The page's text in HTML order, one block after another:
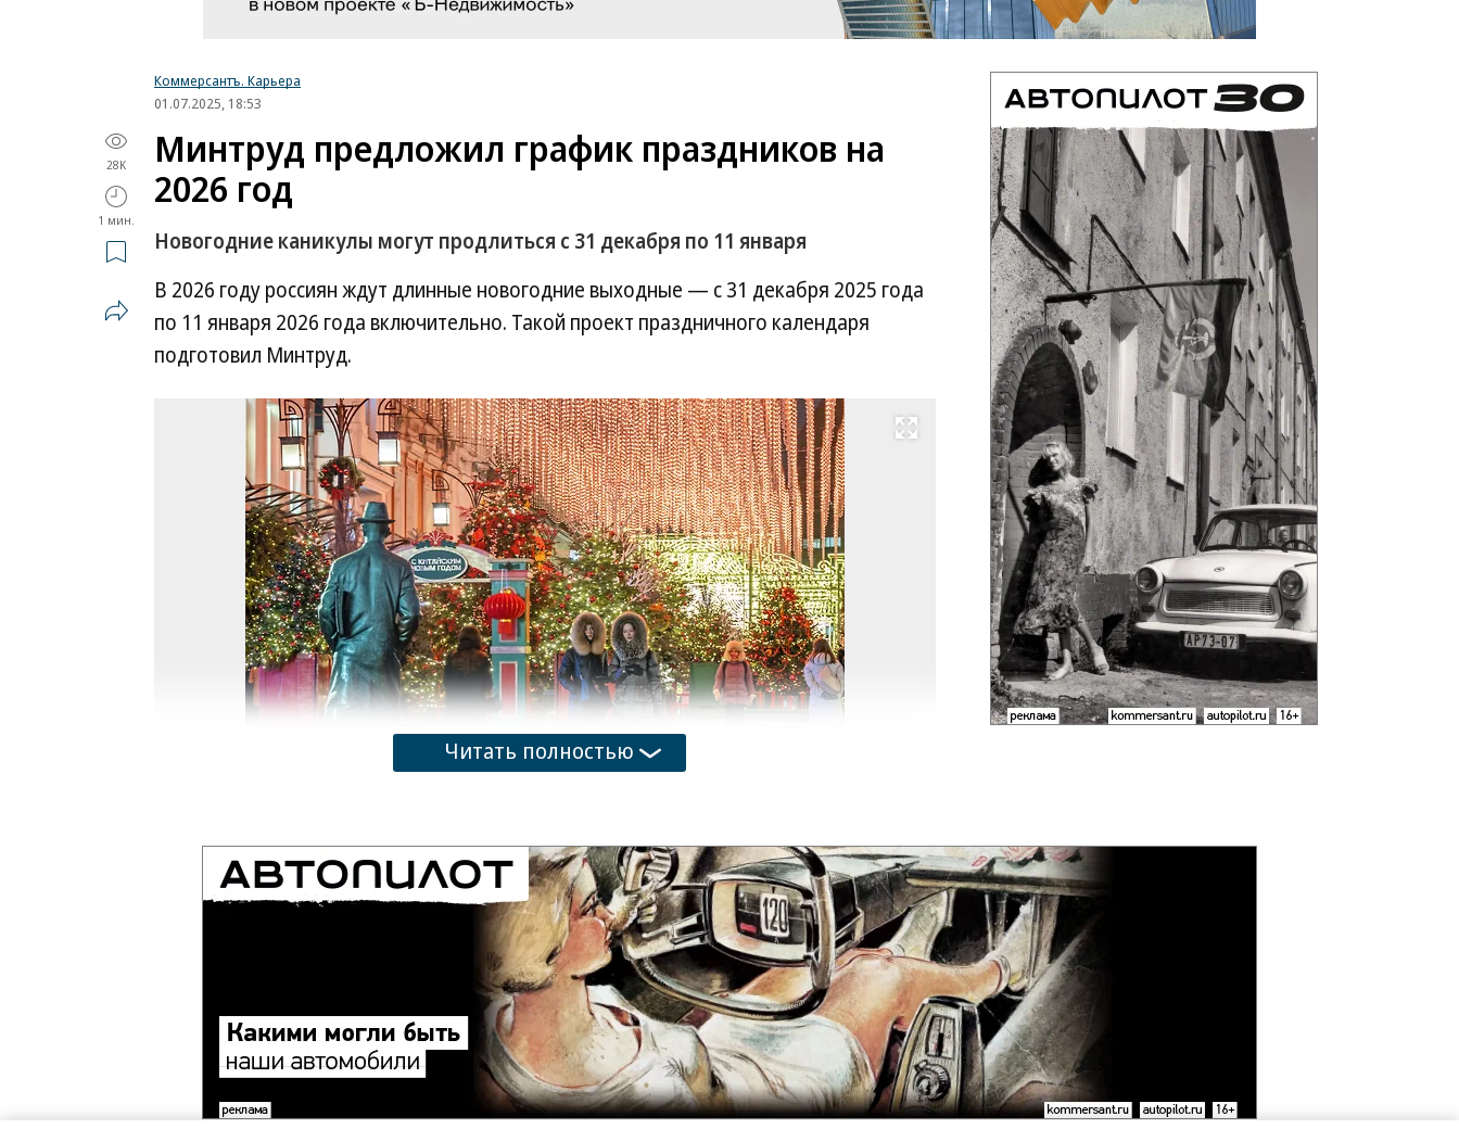
Коммерсантъ. Карьера
01.07.2025, 18:53
28K
1 мин.
Минтруд предложил график праздников на
2026 год
Новогодние каникулы могут продлиться с 31 декабря по 11 января
В 2026 году россиян ждут длинные новогодние выходные — с 31 декабря 2025 года
по 11 января 2026 года включительно. Такой проект праздничного календаря
подготовил Минтруд.
Развернуть на весь экран
Фото: Василий Шитов, Коммерсантъ
Фото:
Василий
Шитов,
Коммерсантъ
Майские выходные также окажутся продолжительными: с 1 по 3 мая и с 9 по 11 мая.
По три дня будут отдыхать на 23 февраля, 8 марта и 12 июня (День России).
депутат Госдумы Ярослав Нилов отмечал, что правительство может
закрепить длинные январские каникулы официально. На этом фоне вице-президент
«Опоры России» Дмитрий Пищальников предложил альтернативу — сократить
Читать полностью